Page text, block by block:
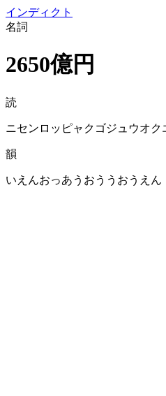
インディクト
名詞
2650億円
読
ニセンロッピャクゴジュウオク
韻
いえんおっあうおううおうえん